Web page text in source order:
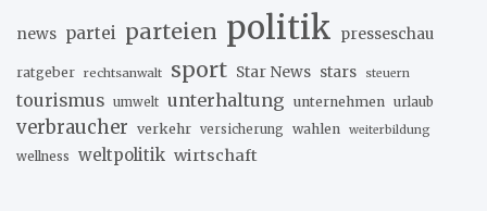
news partei parteien politik presseschau
ratgeber rechtsanwalt sport Star News stars steuern
tourismus umwelt unterhaltung unternehmen urlaub
verbraucher verkehr versicherung wahlen weiterbildung
wellness weltpolitik wirtschaft